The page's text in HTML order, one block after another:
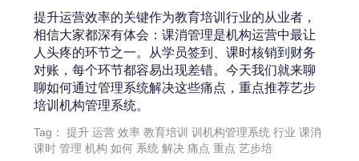
提升运营效率的关键作为教育培训行业的从业者，
相信大家都深有体会：课消管理是机构运营中最让
人头疼的环节之一。从学员签到、课时核销到财务
对账，每个环节都容易出现差错。今天我们就来聊
聊如何通过管理系统解决这些痛点，重点推荐艺步
培训机构管理系统。
Tag：提升 运营 效率 教育培训 训机构管理系统 行业 课消
课时 管理 机构 如何 系统 解决 痛点 重点 艺步培